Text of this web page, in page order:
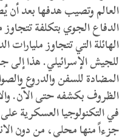
العالم وتصيب هدفها بعد
الدفاع الجوي بتكلفة
الهائلة التي تتجاوز مليارات
للجيش الإسرائيلي. هذا إلى
المضادة للسفن والدروع
الظروف بكشفه حتى الآن.
في التكنولوجيا العسكرية على
جزءاً منها محلي، من دون